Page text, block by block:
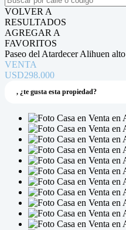
VOLVER A
RESULTADOS
AGREGAR A
FAVORITOS
Paseo del Atardecer Alihuen alto
VENTA
USD298.000
, ¿te gusta esta propiedad?